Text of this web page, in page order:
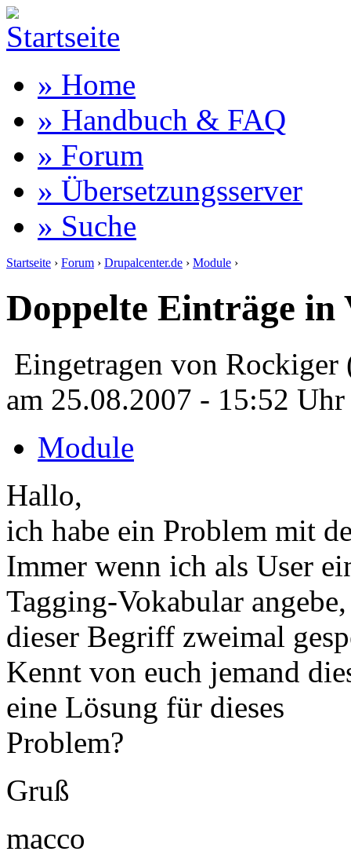
» Home
» Handbuch & FAQ
» Forum
» Übersetzungsserver
» Suche
Startseite › Forum › Drupalcenter.de › Module ›
Doppelte Einträge
Eingetragen von Rockiger
am 25.08.2007 - 15:52 Uhr
Module
Hallo,
ich habe ein Problem mit
Immer wenn ich als User
Tagging-Vokabular
dieser Begriff zweimal
Kennt von euch jemand
eine Lösung für dieses
Problem?
Gruß
macco